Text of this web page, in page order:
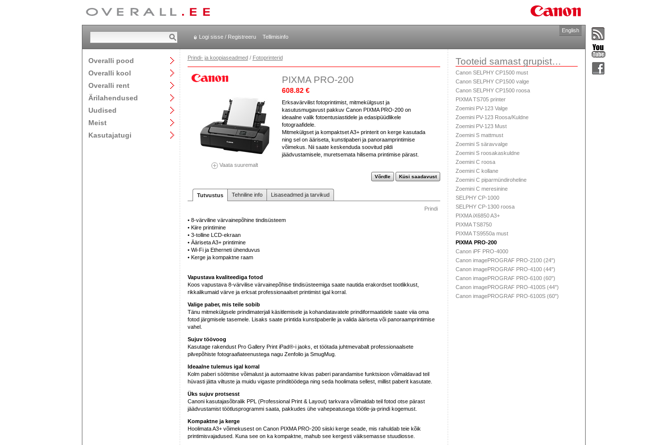
Logi sisse / Registreeru Tellimisinfo
English
Overalli pood
Overalli kool
Overalli rent
Ärilahendused
Uudised
Meist
Kasutajatugi
Prindi- ja koopiaseadmed/ Fotoprinterid
Vaata suuremalt
PIXMA PRO-200
608.82 €
Erksavärvilist fotoprintimist, mitmekülgsust ja
kasutusmugavust pakkuv Canon PIXMA PRO-200 on
ideaalne valik fotoentusiastidele ja edasipüüdlikele
fotograafidele.
Mitmekülgset ja kompaktset A3+ printerit on kerge kasutada
ning sel on ääriseta, kunstipaberi ja panoraamprintimise
võimekus. Nii saate keskenduda soovitud pildi
jäädvustamisele, muretsemata hilisema printimise pärast.
Võrdle Küsi saadavust
Tutvustus Tehniline info Lisaseadmed ja tarvikud
Prindi
• 8-värviline värvainepõhine tindisüsteem
• Kiire printimine
• 3-tolline LCD-ekraan
• Ääriseta A3+ printimine
• Wi-Fi ja Etherneti ühenduvus
• Kerge ja kompaktne raam
Vapustava kvaliteediga fotod
Koos vapustava 8-värvilise värvainepõhise tindisüsteemiga saate nautida erakordset tootlikkust,
rikkalikumaid värve ja erksat professionaalset printimist igal korral.
Valige paber, mis teile sobib
Tänu mitmekülgsele prindimaterjali käsitlemisele ja kohandatavatele prindiformaatidele saate viia oma
fotod järgmisele tasemele. Lisaks saate printida kunstipaberile ja valida ääriseta või panoraamprintimise
vahel.
Sujuv töövoog
Kasutage rakendust Pro Gallery Print iPad®-i jaoks, et töötada juhtmevabalt professionaalsete
pilvepõhiste fotograafiateenustega nagu Zenfolio ja SmugMug.
Ideaalne tulemus igal korral
Kolm paberi söötmise võimalust ja automaatne kiivas paberi parandamise funktsioon võimaldavad teil
hüvasti jätta viltuste ja muidu vigaste prinditöödega ning seda hoolimata sellest, millist paberit kasutate.
Üks sujuv protsesst
Canoni kasutajasõbralik PPL (Professional Print & Layout) tarkvara võimaldab teil fotod otse pärast
jäädvustamist töötlusprogrammi saata, pakkudes ühe vahepeatusega töötle-ja-prindi kogemust.
Kompaktne ja kerge
Hoolimata A3+ võimekusest on Canon PIXMA PRO-200 siiski kerge seade, mis rahuldab teie kõik
printimisvajadused. Kuna see on ka kompaktne, mahub see kergesti väiksemasse stuudiosse.
Tooteid samast grupist…
Canon SELPHY CP1500 must
Canon SELPHY CP1500 valge
Canon SELPHY CP1500 roosa
PIXMA TS705 printer
Zoemini PV-123 Valge
Zoemini PV-123 Roosa/Kuldne
Zoemini PV-123 Must
Zoemini S mattmust
Zoemini S säravvalge
Zoemini S roosakaskuldne
Zoemini C roosa
Zoemini C kollane
Zoemini C piparmündiroheline
Zoemini C meresinine
SELPHY CP-1000
SELPHY CP-1300 roosa
PIXMA iX6850 A3+
PIXMA TS8750
PIXMA TS9550a must
PIXMA PRO-200
Canon iPF PRO-4000
Canon imagePROGRAF PRO-2100 (24")
Canon imagePROGRAF PRO-4100 (44")
Canon imagePROGRAF PRO-6100 (60")
Canon imagePROGRAF PRO-4100S (44")
Canon imagePROGRAF PRO-6100S (60")